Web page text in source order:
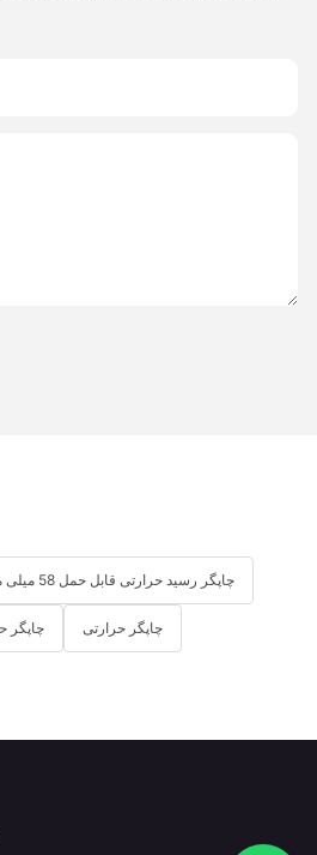
چاپگر رسید حرارتی قابل حمل 58 میلی متر
چاپگر چاپگر حرارتی